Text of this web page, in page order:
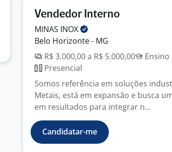
Vendedor Interno
MINAS INOX
Belo Horizonte - MG
R$ 3.000,00 a R$ 5.000,00
Ensino
Presencial
Somos referência em soluções
Metais, está em expansão e busca
em resultados para integrar n...
Candidatar-me